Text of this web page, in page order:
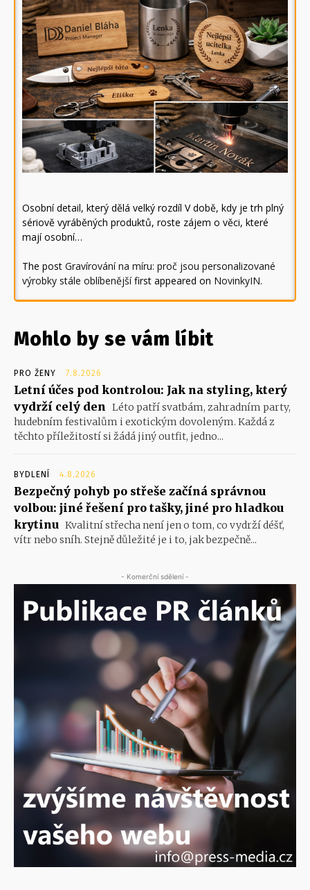
Osobní detail, který dělá velký rozdíl V době, kdy je trh plný
sériově vyráběných produktů, roste zájem o věci, které
mají osobní…
The post Gravírování na míru: proč jsou personalizované
výrobky stále oblíbenějšífirst appeared on NovinkyIN.
Mohlo by se vám líbit
PRO ŽENY 7.8.2026
Letní účes pod kontrolou: Jak na styling, který
vydrží celý den Léto patří svatbám, zahradním party,
hudebním festivalům i exotickým dovoleným. Každá z
těchto příležitostí si žádá jiný outfit, jedno...
BYDLENÍ 4.8.2026
Bezpečný pohyb po střeše začíná správnou
volbou: jiné řešení pro tašky, jiné pro hladkou
krytinu Kvalitní střecha není jen o tom, co vydrží déšť,
vítr nebo sníh. Stejně důležité je i to, jak bezpečně...
- Komerční sdělení -